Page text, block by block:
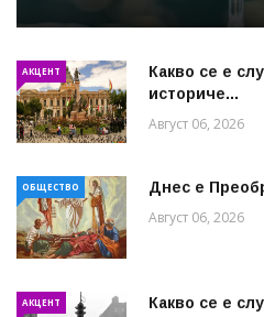
АКЦЕНТ
Какво се е
историче...
Август 06, 2026
ОБЩЕСТВО Днес е
Август 06, 2026
АКЦЕНТ
Какво се е